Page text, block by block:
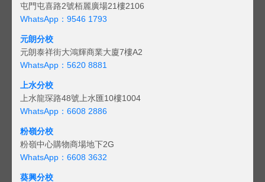
屯門屯喜路2號栢麗廣場21樓2106
WhatsApp：9546 1793
元朗分校
元朗泰祥街大鴻輝商業大廈7樓A2
WhatsApp：5620 8881
上水分校
上水龍琛路48號上水匯10樓1004
WhatsApp：6608 2886
粉嶺分校
粉嶺中心購物商場地下2G
WhatsApp：6608 3632
葵興分校